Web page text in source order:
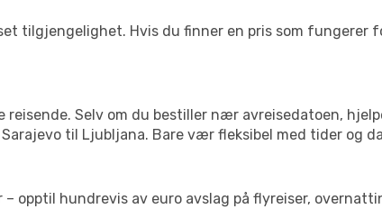
tilgjengelighet. Hvis du finner en pris som fungerer
Selv om du bestiller nær avreisedatoen,
til Ljubljana. Bare vær fleksibel med tider og
opptil hundrevis av euro avslag på flyreiser,